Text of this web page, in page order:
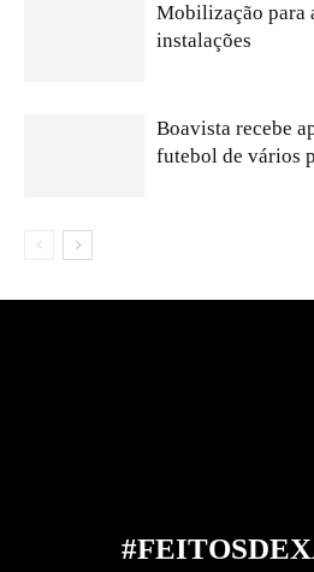
Mobilização para
instalações
Boavista recebe
futebol de vários
#FEITOSDE